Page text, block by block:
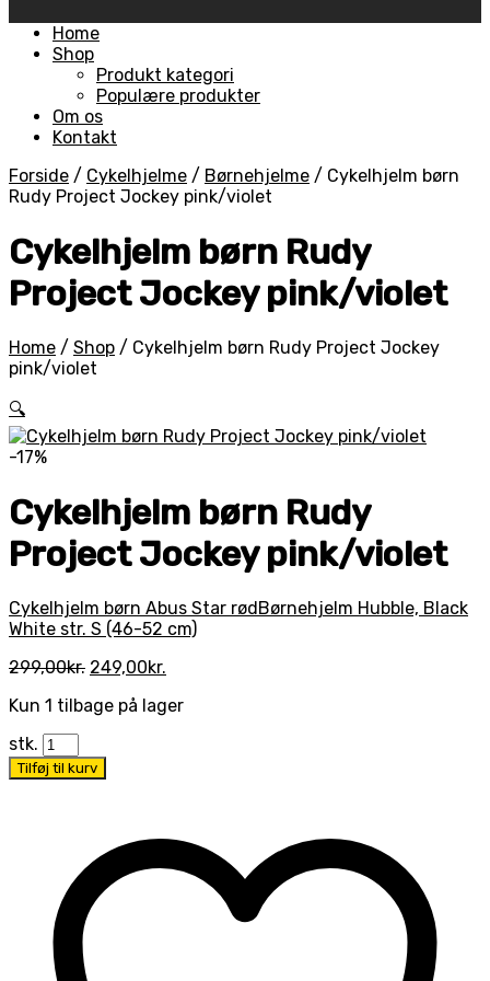
Skip
Home
Shop
Produkt kategori
Populære produkter
Om os
Kontakt
Forside / Cykelhjelme / Børnehjelme / Cykelhjelm børn
Rudy Project Jockey pink/violet
Cykelhjelm børn Rudy
Project Jockey pink/violet
Home / Shop / Cykelhjelm børn Rudy Project Jockey
pink/violet
🔍
-17%
Cykelhjelm børn Rudy
Project Jockey pink/violet
Cykelhjelm børn Abus Star rødBørnehjelm Hubble, Black
White str. S (46-52 cm)
299,00kr. Den
pris
249,00kr.
pris
Kun 1 tilbage på lager
stk.
Tilføj til kurv